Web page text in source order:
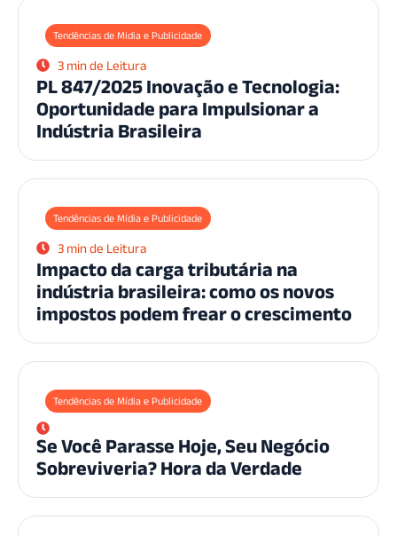
Tendências de Mídia e Publicidade
3 min de Leitura
PL 847/2025 Inovação e Tecnologia:
Oportunidade para Impulsionar a
Indústria Brasileira
Tendências de Mídia e Publicidade
3 min de Leitura
Impacto da carga tributária na
indústria brasileira: como os novos
impostos podem frear o crescimento
Tendências de Mídia e Publicidade
Se Você Parasse Hoje, Seu Negócio
Sobreviveria? Hora da Verdade